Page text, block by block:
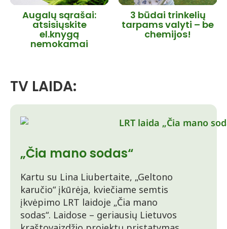
Augalų sąrašai:
atsisiųskite
el.knygą
nemokamai
3 būdai trinkelių
tarpams valyti – be
chemijos!
TV LAIDA:
„Čia mano sodas“
Kartu su Lina Liubertaite, „Geltono
karučio“ įkūrėja, kviečiame semtis
įkvėpimo LRT laidoje „Čia mano
sodas“. Laidose – geriausių Lietuvos